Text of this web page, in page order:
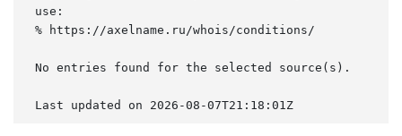
use:
% https://axelname.ru/whois/conditions/
No entries found for the selected source(s).
Last updated on 2026-08-07T21:18:01Z